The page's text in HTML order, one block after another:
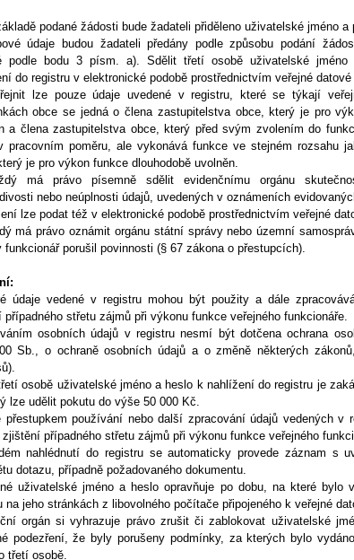
podané žádosti bude žadateli přiděleno uživatelské jméno a
údaje budou žadateli předány podle způsobu podání
podle bodu 3 písm. a). Sdělit třetí osobě uživatelské
do registru v elektronické podobě prostřednictvím veřejné
lze pouze údaje uvedené v registru, které se týkají
obce se jedná o člena zastupitelstva obce, který je pro
a člena zastupitelstva obce, který před svým zvolením do
pracovním poměru, ale vykonává funkce ve stejném rozsahu
je pro výkon funkce dlouhodobě uvolněn.
má právo písemně sdělit evidenčnímu orgánu
nebo neúplnosti údajů, uvedených v oznámeních
lze podat též v elektronické podobě prostřednictvím veřejné
má právo oznámit orgánu státní správy nebo územní
funkcionář porušil povinnosti (§ 67 zákona o přestupcích).
údaje vedené v registru mohou být použity a dále
případného střetu zájmů při výkonu funkce veřejného funkcionáře.
osobních údajů v registru nesmí být dotčena ochrana
Sb., o ochraně osobních údajů a o změně některých
osobě uživatelské jméno a heslo k nahlížení do registru je
lze udělit pokutu do výše 50 000 Kč.
přestupkem používání nebo další zpracování údajů vedených v
případného střetu zájmů při výkonu funkce veřejného
nahlédnutí do registru se automaticky provede záznam s
dotazu, případně požadovaného dokumentu.
uživatelské jméno a heslo opravňuje po dobu, na které bylo
na jeho stránkách z libovolného počítače připojeného k veřejné
orgán si vyhrazuje právo zrušit či zablokovat uživatelské
podezření, že byly porušeny podmínky, za kterých bylo
třetí osobě.